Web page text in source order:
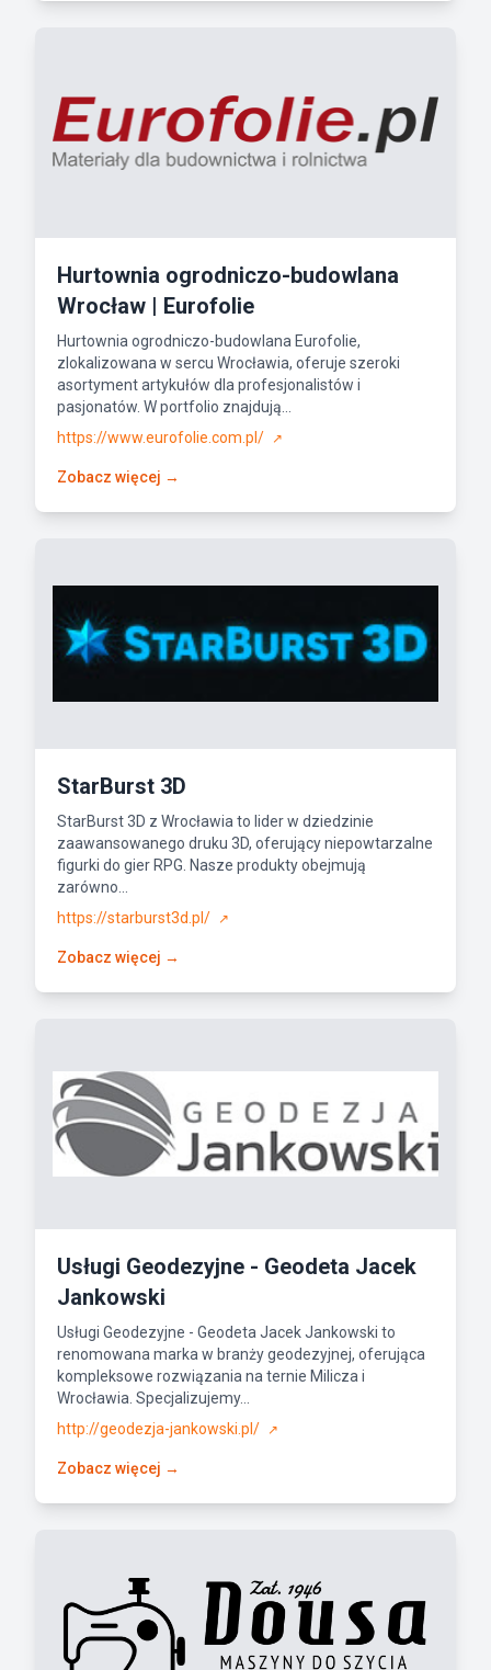
Hurtownia ogrodniczo-budowlana
Wrocław | Eurofolie
Hurtownia ogrodniczo-budowlana Eurofolie,
zlokalizowana w sercu Wrocławia, oferuje szeroki
asortyment artykułów dla profesjonalistów i
pasjonatów. W portfolio znajdują...
https://www.eurofolie.com.pl/
↗
Zobacz więcej →
StarBurst 3D
StarBurst 3D z Wrocławia to lider w dziedzinie
zaawansowanego druku 3D, oferujący niepowtarzalne
figurki do gier RPG. Nasze produkty obejmują
zarówno...
https://starburst3d.pl/
↗
Zobacz więcej →
Usługi Geodezyjne - Geodeta Jacek
Jankowski
Usługi Geodezyjne - Geodeta Jacek Jankowski to
renomowana marka w branży geodezyjnej, oferująca
kompleksowe rozwiązania na ternie Milicza i
Wrocławia. Specjalizujemy...
http://geodezja-jankowski.pl/
↗
Zobacz więcej →